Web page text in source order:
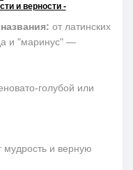
и верности -
от латинских
и "маринус" —
голубой или
и верную